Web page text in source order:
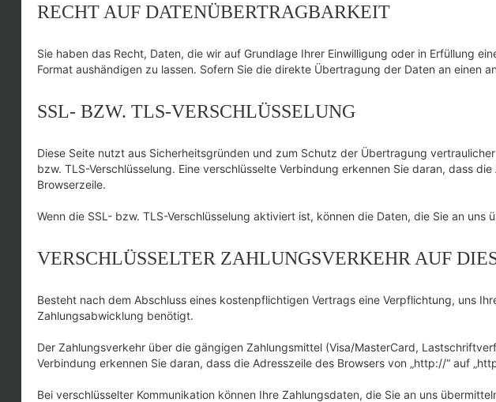
RECHT AUF DATENÜBERTRAGBARKEIT
Sie haben das Recht, Daten, die wir auf Grundlage Ihrer Einwilligung oder in Erfüllung
Format aushändigen zu lassen. Sofern Sie die direkte Übertragung der Daten an
SSL- BZW. TLS-VERSCHLÜSSELUNG
Diese Seite nutzt aus Sicherheitsgründen und zum Schutz der Übertragung
bzw. TLS-Verschlüsselung. Eine verschlüsselte Verbindung erkennen Sie daran, dass
Browserzeile.
Wenn die SSL- bzw. TLS-Verschlüsselung aktiviert ist, können die Daten, die Sie an
VERSCHLÜSSELTER ZAHLUNGSVERKEHR AUF
Besteht nach dem Abschluss eines kostenpflichtigen Vertrags eine Verpflichtung, uns
Zahlungsabwicklung benötigt.
Der Zahlungsverkehr über die gängigen Zahlungsmittel (Visa/MasterCard,
Verbindung erkennen Sie daran, dass die Adresszeile des Browsers von „http://“ auf
Bei verschlüsselter Kommunikation können Ihre Zahlungsdaten, die Sie an uns